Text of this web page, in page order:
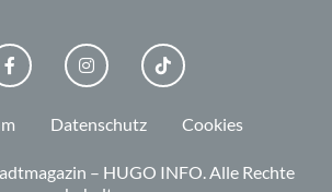
FACEBOOKINSTAGRAMTIKTOK
Datenschutz Cookies
– HUGO INFO.Alle Rechte